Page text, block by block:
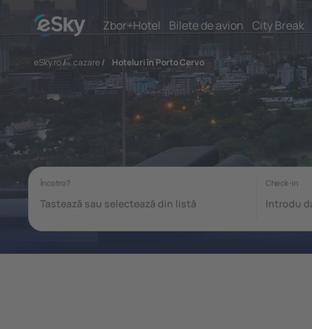
Zbor+Hotel Bilete de avion City Break
eSky.ro/ cazare/ Hoteluri în Porto Cervo